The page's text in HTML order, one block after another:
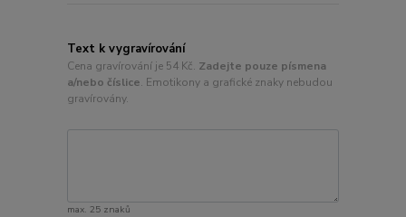
Text k vygravírování
Cena gravírování je 54 Kč. Zadejte pouze písmena
a/nebo číslice. Emotikony a grafické znaky nebudou
gravírovány.
max. 25 znaků